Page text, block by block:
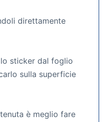
direttamente
sticker dal foglio
sulla superficie
è meglio fare